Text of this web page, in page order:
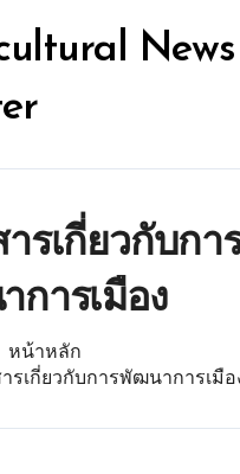
News
รเกี่ยวกับกา
ารเมือง
หน้าหลัก
รเกี่ยวกับการพัฒนาการเมือ